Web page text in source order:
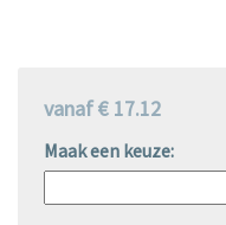
vanaf € 17.12
Maak een keuze: